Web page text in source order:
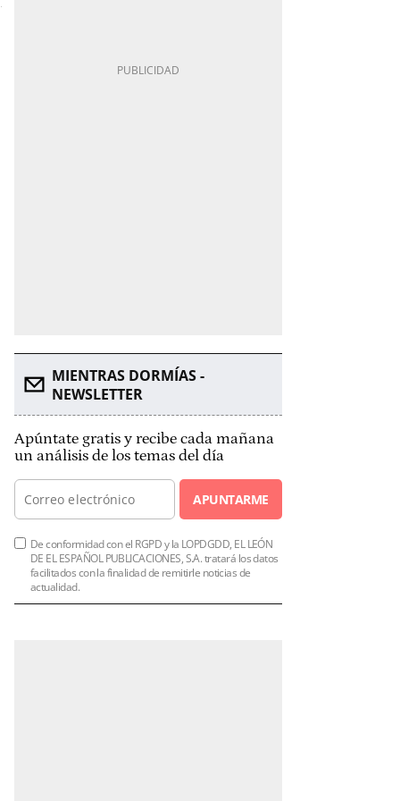
MIENTRAS DORMÍAS -
NEWSLETTER
Apúntate gratis y recibe cada mañana
un análisis de los temas del día
APUNTARME
De conformidad con el RGPD y la LOPDGDD, EL LEÓN
DE EL ESPAÑOL PUBLICACIONES, S.A. tratará los datos
facilitados con la finalidad de remitirle noticias de
actualidad.